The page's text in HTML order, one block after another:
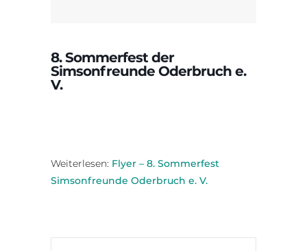
8. Sommerfest der
Simsonfreunde Oderbruch e.
V.
Weiterlesen: Flyer – 8. Sommerfest
Simsonfreunde Oderbruch e. V.